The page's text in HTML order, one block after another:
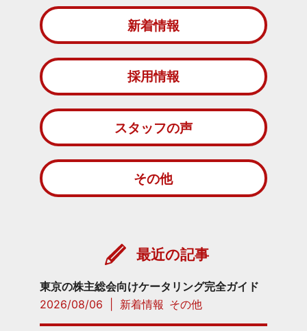
新着情報
採用情報
スタッフの声
その他
最近の記事
東京の株主総会向けケータリング完全ガイド
2026/08/06
新着情報 その他